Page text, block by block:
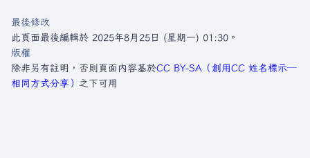
最後修改
此頁面最後編輯於 2025年8月25日 (星期一) 01:30。
版權
除非另有註明，否則頁面內容基於CC BY-SA（創用CC 姓名標示─
相同方式分享） 之下可用